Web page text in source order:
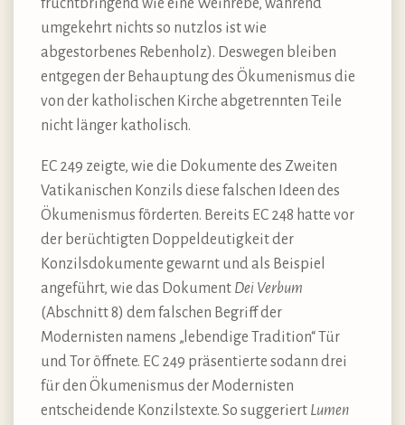
fruchtbringend wie eine Weinrebe, während
umgekehrt nichts so nutzlos ist wie
abgestorbenes Rebenholz). Deswegen bleiben
entgegen der Behauptung des Ökumenismus die
von der katholischen Kirche abgetrennten Teile
nicht länger katholisch.
EC 249 zeigte, wie die Dokumente des Zweiten
Vatikanischen Konzils diese falschen Ideen des
Ökumenismus förderten. Bereits EC 248 hatte vor
der berüchtigten Doppeldeutigkeit der
Konzilsdokumente gewarnt und als Beispiel
angeführt, wie das Dokument Dei Verbum
(Abschnitt 8) dem falschen Begriff der
Modernisten namens „lebendige Tradition“ Tür
und Tor öffnete. EC 249 präsentierte sodann drei
für den Ökumenismus der Modernisten
entscheidende Konzilstexte. So suggeriert Lumen